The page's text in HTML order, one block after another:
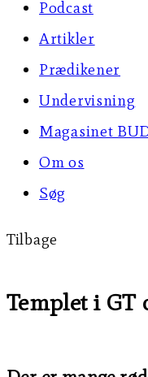
Podcast
Artikler
Prædikener
Undervisning
Magasinet
Om os
Søg
Tilbage
Templet i GT